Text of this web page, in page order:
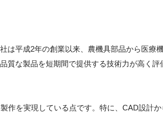
は平成2年の創業以来、農機具部品から医療
質な製品を短期間で提供する技術力が高く評
作を実現している点です。特に、CAD設計か